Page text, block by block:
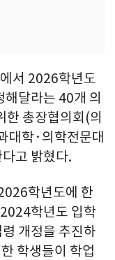
서 2026학년도
달라는 40개 의
한 총장협의회(의
대학·의학전문대
고 밝혔다.
학년도에 한
학년도 입학
개정을 추진하
학생들이 학업